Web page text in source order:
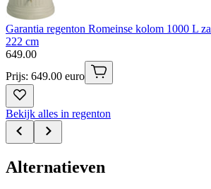
Garantia regenton Romeinse kolom 1000 L
222 cm
649.00
Prijs: 649.00 euro
Bekijk alles in regenton
Alternatieven